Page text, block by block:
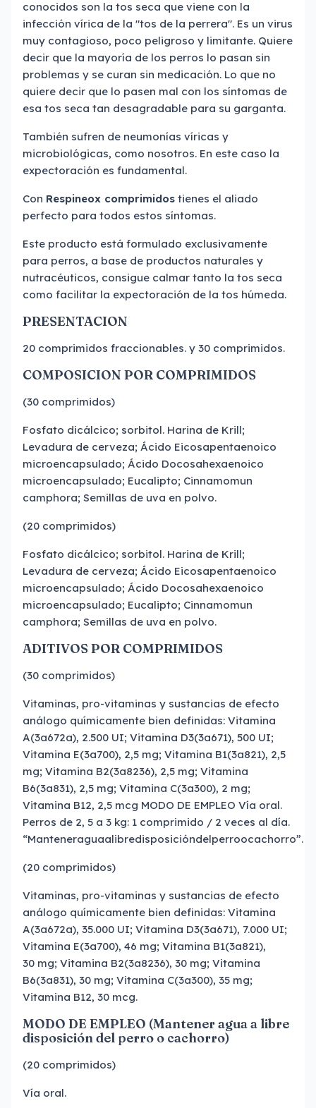
conocidos son la tos seca que viene con la
infección vírica de la "tos de la perrera". Es un virus
muy contagioso, poco peligroso y limitante. Quiere
decir que la mayoría de los perros lo pasan sin
problemas y se curan sin medicación. Lo que no
quiere decir que lo pasen mal con los síntomas de
esa tos seca tan desagradable para su garganta.
También sufren de neumonías víricas y
microbiológicas, como nosotros. En este caso la
expectoración es fundamental.
Con Respineox comprimidos tienes el aliado
perfecto para todos estos síntomas.
Este producto está formulado exclusivamente
para perros, a base de productos naturales y
nutracéuticos, consigue calmar tanto la tos seca
como facilitar la expectoración de la tos húmeda.
PRESENTACION
20 comprimidos fraccionables. y 30 comprimidos.
COMPOSICION POR COMPRIMIDOS
(30 comprimidos)
Fosfato dicálcico; sorbitol. Harina de Krill;
Levadura de cerveza; Ácido Eicosapentaenoico
microencapsulado; Ácido Docosahexaenoico
microencapsulado; Eucalipto; Cinnamomun
camphora; Semillas de uva en polvo.
(20 comprimidos)
Fosfato dicálcico; sorbitol. Harina de Krill;
Levadura de cerveza; Ácido Eicosapentaenoico
microencapsulado; Ácido Docosahexaenoico
microencapsulado; Eucalipto; Cinnamomun
camphora; Semillas de uva en polvo.
ADITIVOS POR COMPRIMIDOS
(30 comprimidos)
Vitaminas, pro-vitaminas y sustancias de efecto
análogo químicamente bien definidas: Vitamina
A(3a672a), 2.500 UI; Vitamina D3(3a671), 500 UI;
Vitamina E(3a700), 2,5 mg; Vitamina B1(3a821), 2,5
mg; Vitamina B2(3a8236), 2,5 mg; Vitamina
B6(3a831), 2,5 mg; Vitamina C(3a300), 2 mg;
Vitamina B12, 2,5 mcg MODO DE EMPLEO Vía oral.
Perros de 2, 5 a 3 kg: 1 comprimido / 2 veces al día.
“Manteneraguaalibredisposicióndelperroocachorro”.
(20 comprimidos)
Vitaminas, pro-vitaminas y sustancias de efecto
análogo químicamente bien definidas: Vitamina
A(3a672a), 35.000 UI; Vitamina D3(3a671), 7.000 UI;
Vitamina E(3a700), 46 mg; Vitamina B1(3a821),
30 mg; Vitamina B2(3a8236), 30 mg; Vitamina
B6(3a831), 30 mg; Vitamina C(3a300), 35 mg;
Vitamina B12, 30 mcg.
MODO DE EMPLEO (Mantener agua a libre
disposición del perro o cachorro)
(20 comprimidos)
Vía oral.